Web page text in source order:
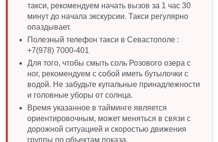
такси, рекомендуем начать вызов за 1 час 30
минут до начала экскурсии. Такси регулярно
опаздывает.
Полезный телефон такси в Севастополе :
+7(978) 7000-401
Для того, чтобы смыть соль Розового озера с
ног, рекомендуем с собой иметь бутылочки с
водой. Не забудьте купальные принадлежности
и головные уборы от солнца.
Время указанное в тайминге является
ориентировочным, может меняться в связи с
дорожной ситуацией и скоростью движения
группы по объектам показа.